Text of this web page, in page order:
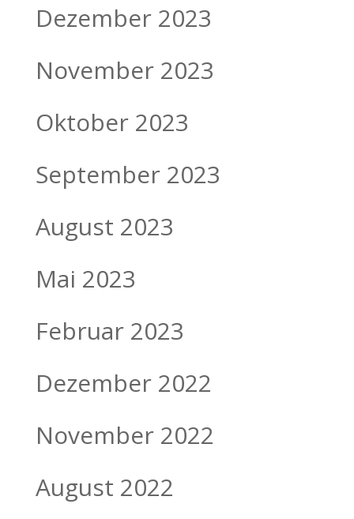
Dezember 2023
November 2023
Oktober 2023
September 2023
August 2023
Mai 2023
Februar 2023
Dezember 2022
November 2022
August 2022